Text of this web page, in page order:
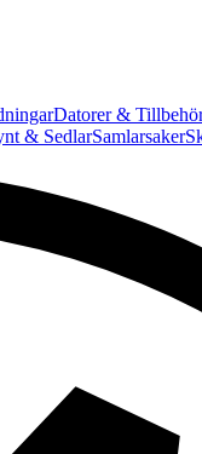
Datorer &
& SedlarSamlarsaker